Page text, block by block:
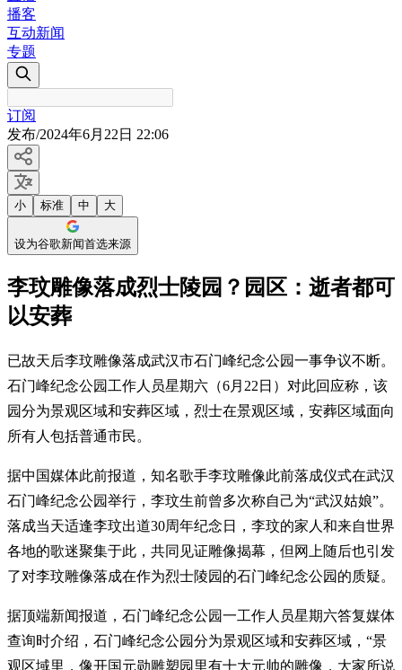
播客
互动新闻
专题
订阅
发布/2024年6月22日 22:06
小 标准 中 大
设为谷歌新闻首选来源
李玟雕像落成烈士陵园？园区：逝者都可
以安葬
已故天后李玟雕像落成武汉市石门峰纪念公园一事争议不断。
石门峰纪念公园工作人员星期六（6月22日）对此回应称，该
园分为景观区域和安葬区域，烈士在景观区域，安葬区域面向
所有人包括普通市民。
据中国媒体此前报道，知名歌手李玟雕像此前落成仪式在武汉
石门峰纪念公园举行，李玟生前曾多次称自己为“武汉姑娘”。
落成当天适逢李玟出道30周年纪念日，李玟的家人和来自世界
各地的歌迷聚集于此，共同见证雕像揭幕，但网上随后也引发
了对李玟雕像落成在作为烈士陵园的石门峰纪念公园的质疑。
据顶端新闻报道，石门峰纪念公园一工作人员星期六答复媒体
查询时介绍，石门峰纪念公园分为景观区域和安葬区域，“景
观区域里，像开国元勋雕塑园里有十大元帅的雕像，大家所说